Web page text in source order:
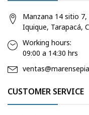
Manzana 14 sitio
Iquique, Tarapacá,
Working hours:
09:00 a 14:30 hrs
CUSTOMER SERVICE